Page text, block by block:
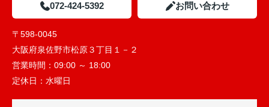
072-424-5392 お問い合わせ
〒598-0045
大阪府泉佐野市松原３丁目１－２
営業時間： 09:00 ～ 18:00
定休日： 水曜日